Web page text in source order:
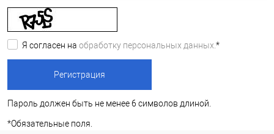
Я согласен на обработку персональных данных. *
Пароль должен быть не менее 6 символов длиной.
*Обязательные поля.